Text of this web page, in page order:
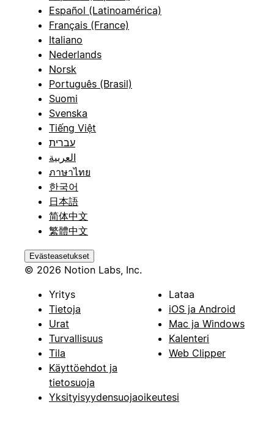
Español (Latinoamérica)
Français (France)
Italiano
Nederlands
Norsk
Português (Brasil)
Suomi
Svenska
Tiếng Việt
עברית
العربية
ภาษาไทย
한국어
日本語
简体中文
繁體中文
Evästeasetukset
© 2026 Notion Labs, Inc.
Yritys
Tietoja
Urat
Turvallisuus
Tila
Käyttöehdot ja
tietosuoja
Yksityisyydensuojaoikeutesi
Lataa
iOS ja Android
Mac ja Windows
Kalenteri
Web Clipper